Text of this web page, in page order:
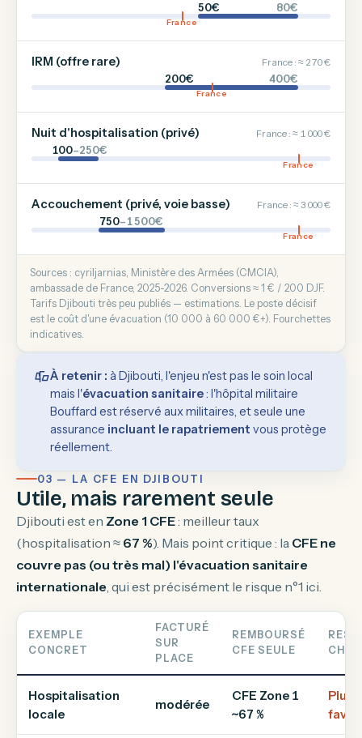
50€ 80€
France
IRM (offre rare) France : ≈ 270 €
200€ 400€
France
Nuit d'hospitalisation (privé) France : ≈ 1 000 €
100–250€
France
Accouchement (privé, voie basse) France : ≈ 3 000 €
750–1 500€
France
Sources : cyriljarnias, Ministère des Armées (CMCIA),
ambassade de France, 2025-2026. Conversions ≈ 1 € / 200 DJF.
Tarifs Djibouti très peu publiés — estimations. Le poste décisif
est le coût d'une évacuation (10 000 à 60 000 €+). Fourchettes
indicatives.
À retenir : à Djibouti, l'enjeu n'est pas le soin local
mais l'évacuation sanitaire: l'hôpital militaire
Bouffard est réservé aux militaires, et seule une
assurance incluant le rapatriement vous protège
réellement.
03 — LA CFE EN DJIBOUTI
Utile, mais rarement seule
Djibouti est en Zone 1 CFE: meilleur taux
(hospitalisation ≈ 67 %). Mais point critique : la CFE ne
couvre pas (ou très mal) l'évacuation sanitaire
internationale, qui est précisément le risque n°1 ici.
EXEMPLE
CONCRET
FACTURÉ
SUR
PLACE
REMBOURSÉ
CFE SEULE
Hospitalisation
locale
modérée
CFE Zone 1
~67 %